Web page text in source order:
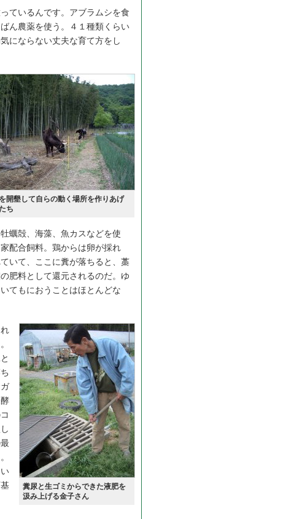
ているんです。アブラムシを食
ん農薬を使う。４１種類くらい
にならない丈夫な育て方をし
開墾して自らの動く場所を作りあげ
ち
蠣殻、海藻、魚カスなどを使
配合飼料。鶏からは卵が採れ
いて、ここに糞が落ちると、藁
肥料として還元されるのだ。ゆ
てもにおうことはほとんどな
糞尿と生ゴミからできた液肥を
汲み上げる金子さん